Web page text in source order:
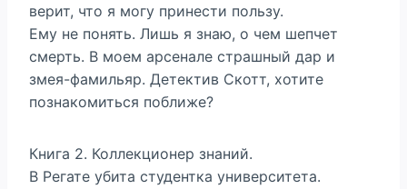
верит, что я могу принести пользу.
Ему не понять. Лишь я знаю, о чем шепчет
смерть. В моем арсенале страшный дар и
змея-фамильяр. Детектив Скотт, хотите
познакомиться поближе?
Книга 2. Коллекционер знаний.
В Регате убита студентка университета.